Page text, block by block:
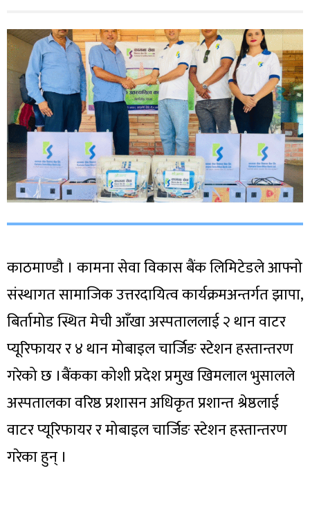
काठमाण्डौ । कामना सेवा विकास बैंक लिमिटेडले आफ्नो
संस्थागत सामाजिक उत्तरदायित्व कार्यक्रमअन्तर्गत झापा,
बिर्तामोड स्थित मेची आँखा अस्पताललाई २ थान वाटर
प्यूरिफायर र ४ थान मोबाइल चार्जिङ स्टेशन हस्तान्तरण
गरेको छ ।बैंकका कोशी प्रदेश प्रमुख खिमलाल भुसालले
अस्पतालका वरिष्ठ प्रशासन अधिकृत प्रशान्त श्रेष्ठलाई
वाटर प्यूरिफायर र मोबाइल चार्जिङ स्टेशन हस्तान्तरण
गरेका हुन् ।